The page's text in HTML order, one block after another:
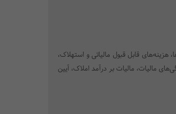
قابل قبول مالیاتی و استهلاک،
مالیات، مالیات بر درآمد املاک، آیین